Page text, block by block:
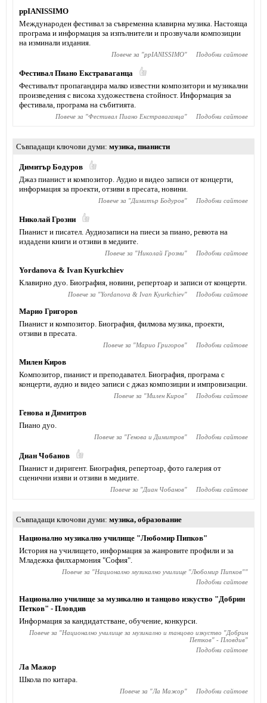
ppIANISSIMO
Mеждународен фестивал за съвременна клавирна музика. Настояща
програма и информация за изпълнители и прозвучали композиции
на изминали издания.
Повече за "ppIANISSIMO" Подобни сайтове
Фестивал Пиано Екстраваганца
Фестивалът пропагандира малко известни композитори и музикални
произведения с висока художествена стойност. Информация за
фестивала, програма на събитията.
Повече за "Фестивал Пиано Екстраваганца" Подобни сайтове
Съвпадащи ключови думи музика, пианисти
Димитър Бодуров
Джаз пианист и композитор. Аудио и видео записи от концерти,
информация за проекти, отзиви в пресата, новини.
Повече за "Димитър Бодуров" Подобни сайтове
Николай Грозни
Пианист и писател. Аудиозаписи на пиеси за пиано, ревюта на
издадени книги и отзиви в медиите.
Повече за "Николай Грозни" Подобни сайтове
Yordanova & Ivan Kyurkchiev
Клавирно дуо. Биография, новини, репертоар и записи от концерти.
Повече за "Yordanova & Ivan Kyurkchiev" Подобни сайтове
Марио Григоров
Пианист и композитор. Биография, филмова музика, проекти,
отзиви в пресата.
Повече за "Марио Григоров" Подобни сайтове
Милен Киров
Композитор, пианист и преподавател. Биография, програма с
концерти, аудио и видео записи с джаз композиции и импровизации.
Повече за "Милен Киров" Подобни сайтове
Генова и Димитров
Пиано дуо.
Повече за "Генова и Димитров" Подобни сайтове
Диан Чобанов
Пианист и диригент. Биография, репертоар, фото галерия от
сценични изяви и отзиви в медиите.
Повече за "Диан Чобанов" Подобни сайтове
Съвпадащи ключови думи музика, образование
Национално музикално училище "Любомир Пипков"
История на училището, информация за жанровите профили и за
Младежка филхармония "София".
Повече за "Национално музикално училище "Любомир Пипков""
Подобни сайтове
Национално училище за музикално и танцово изкуство "Добрин
Петков" - Пловдив
Информация за кандидатстване, обучение, конкурси.
Повече за "Национално училище за музикално и танцово изкуство "Добрин
Петков" - Пловдив"
Подобни сайтове
Ла Мажор
Школа по китара.
Повече за "Ла Мажор" Подобни сайтове